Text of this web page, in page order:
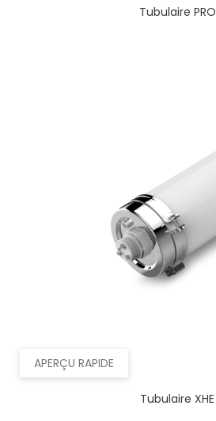
Tubulaire PRO
APERÇU RAPIDE
Tubulaire XHE